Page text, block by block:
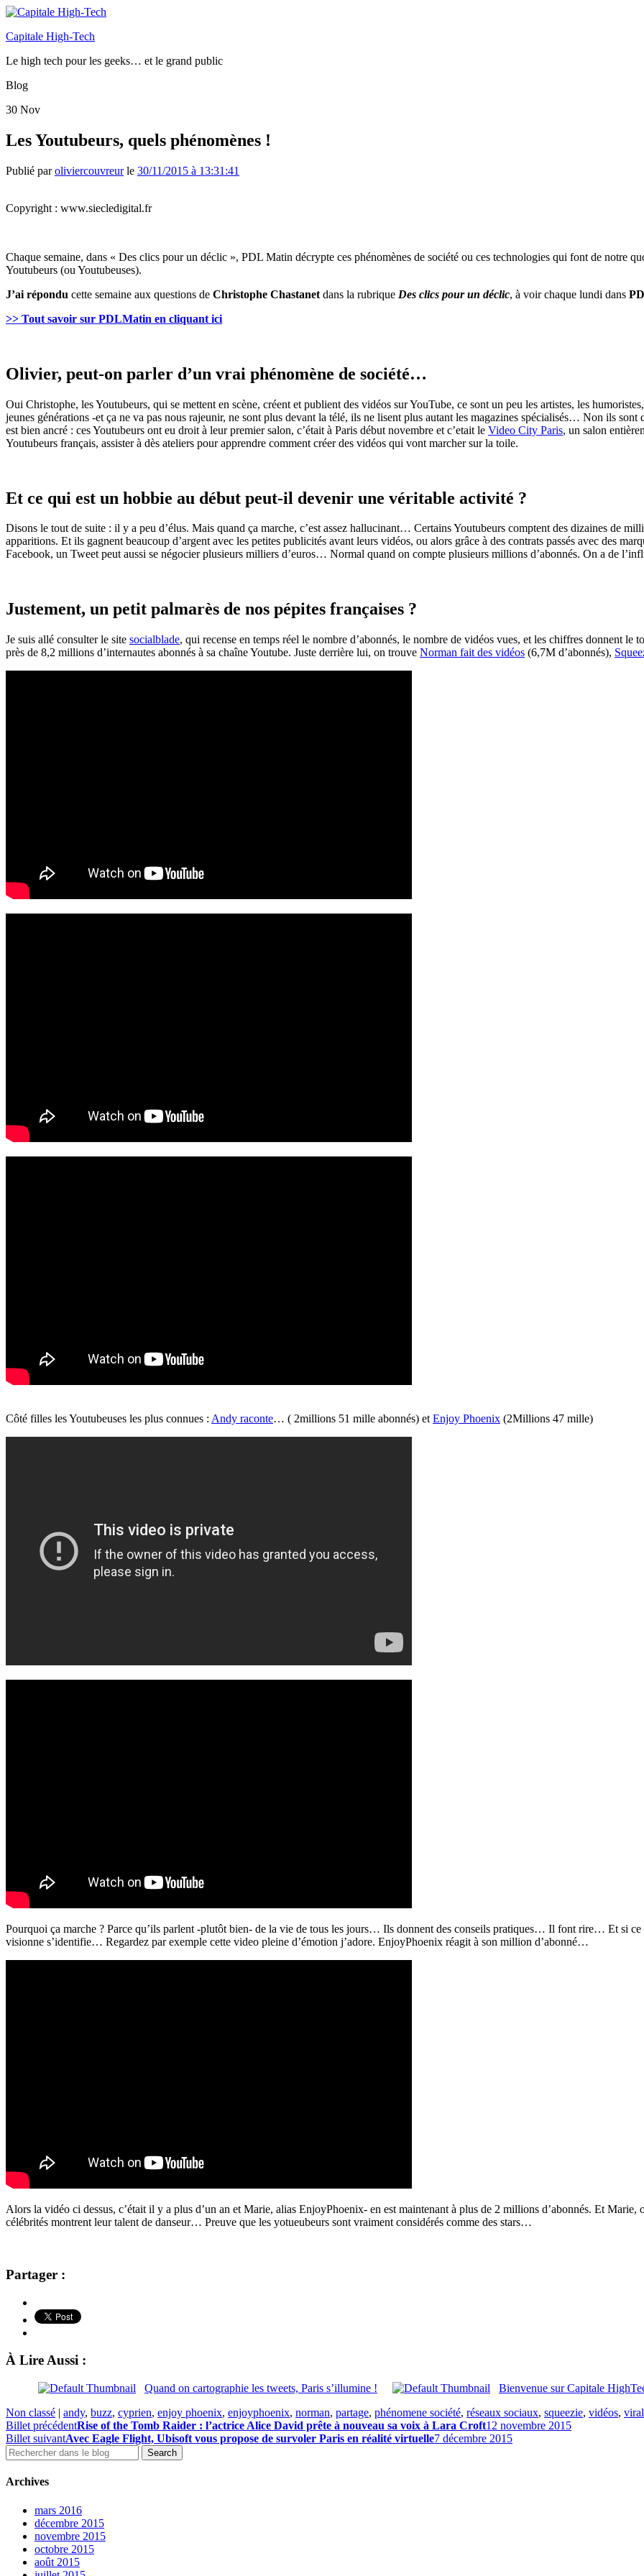
Capitale High-Tech
Le high tech pour les geeks… et le grand public
Blog
30 Nov
Les Youtubeurs, quels phénomènes !
Publié paroliviercouvreurle 30/11/2015 à 13:31:41
Copyright : www.siecledigital.fr
Chaque semaine, dans « Des clics pour un déclic », PDL Matin décrypte ces phénomènes de société ou ces technologies qui font de notre
Youtubeurs (ou Youtubeuses).
J’ai répondu cette semaine aux questions de Christophe Chastanet dans la rubrique Des clics pour un déclic, à voir chaque lundi dans
>> Tout savoir sur PDLMatin en cliquant ici
Olivier, peut-on parler d’un vrai phénomène de société…
Oui Christophe, lesYoutubeurs, qui se mettent en scène, créent et publient des vidéos surYouTube, ce sont un peu les artistes, les
jeunes générations -et ça ne va pas nous rajeunir, ne sont plus devant la télé, ils ne lisent plus autant les magazines spécialisés… Non ils sont
est bien ancré : cesYoutubeurs ont eu droit à leur premier salon, c’était à Paris début novembre et c’etait le Video City Paris, un salon
Youtubeurs français, assister à dès ateliers pour apprendre comment créer des vidéos qui vont marcher sur la toile.
Et ce qui est un hobbie au début peut-il devenir une véritable activité ?
Disons le tout de suite : il y a peu d’élus. Mais quand ça marche, c’est assez hallucinant… CertainsYoutubeurs comptent des dizaines de
apparitions. Et ils gagnent beaucoup d’argent avec les petites publicités avant leurs vidéos, ou alors grâce à des contrats passés avec des
Facebook, un Tweetpeut aussi se négocier plusieurs milliers d’euros… Normal quand on compte plusieurs millions d’abonnés. On a de
Justement, un petit palmarès de nos pépites françaises ?
Je suis allé consulter le site socialblade, qui recense en temps réel le nombre d’abonnés, le nombre de vidéos vues, et les chiffres donnent le
près de 8,2 millions d’internautes abonnés à sa chaîneYoutube. Juste derrière lui, on trouve Norman fait des vidéos (6,7M d’abonnés), S
Côté filles lesYoutubeuses les plus connues : Andy raconte… ( 2millions 51 mille abonnés) et Enjoy Phoenix (2Millions 47 mille)
Pourquoi ça marche ? Parce qu’ils parlent -plutôt bien- de la vie de tous les jours… Ils donnent des conseils pratiques… Il font rire… Et si ce
visionne s’identifie… Regardez par exemple cette video pleine d’émotion j’adore. EnjoyPhoenix réagit à son million d’abonné…
Alors la vidéo ci dessus, c’était il y a plus d’un an et Marie, alias EnjoyPhoenix- en est maintenant à plus de 2 millions d’abonnés. Et Marie,
célébrités montrent leur talent de danseur… Preuve que les yotueubeurs sont vraiment considérés comme des stars…
Partager :
À Lire Aussi :
Quand on cartographie les tweets, Paris s’illumine ! Bienvenue sur Capitale
Non classé | andy, buzz, cyprien, enjoy phoenix, enjoyphoenix, norman, partage, phénomene société, réseaux sociaux, squeezie, vidéos, viral
Billet précédentRise of the Tomb Raider : l’actrice Alice David prête à nouveau sa voix à Lara Croft12 novembre 2015
Billet suivantAvec Eagle Flight, Ubisoft vous propose de survoler Paris en réalité virtuelle7 décembre 2015
Archives
mars 2016
décembre 2015
novembre 2015
octobre 2015
août 2015